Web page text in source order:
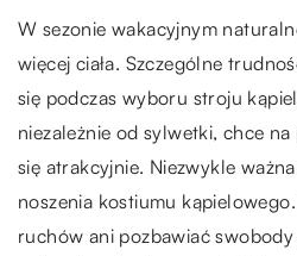
W sezonie wakacyjnym
więcej ciała. Szczególne
się podczas wyboru stroju
niezależnie od sylwetki, chce
się atrakcyjnie. Niezwykle
noszenia kostiumu
ruchów ani pozbawiać